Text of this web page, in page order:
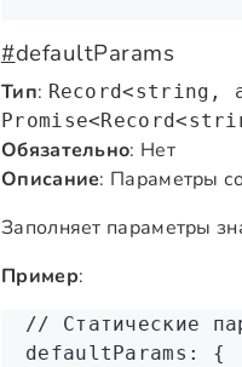
#defaultParams
Тип: Record<string,
Обязательно: Нет
Описание: Параметры
Заполняет параметры
Пример:
// Статические
defaultParams :
{